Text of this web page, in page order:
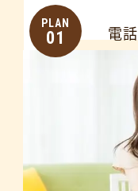
PLAN
01 電